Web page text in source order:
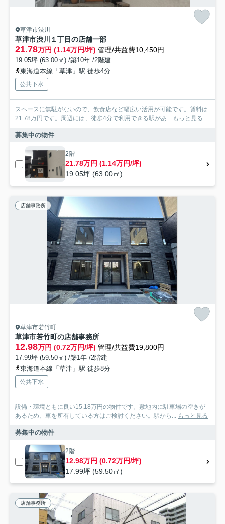
草津市渋川
草津市渋川１丁目の店舗一部
21.78万円 (1.14万円/坪) 管理/共益費10,450円
19.05坪 (63.00㎡) /築10年 /2階建
東海道本線「草津」駅 徒歩4分
公共下水
スペースに無駄がないので、飲食店など幅広い活用が可能です。賃料は
21.78万円です。周辺には、徒歩4分で利用できる駅があ... もっと見る
募集中の物件
2階
21.78万円 (1.14万円/坪)
19.05坪 (63.00㎡)
店舗事務所
草津市若竹町
草津市若竹町の店舗事務所
12.98万円 (0.72万円/坪) 管理/共益費19,800円
17.99坪 (59.50㎡) /築1年 /2階建
東海道本線「草津」駅 徒歩8分
公共下水
設備・環境ともに良い15.18万円の物件です。敷地内に駐車場の空きが
あるため、車を所有している方はご検討ください。駅から... もっと見る
募集中の物件
2階
12.98万円 (0.72万円/坪)
17.99坪 (59.50㎡)
店舗事務所